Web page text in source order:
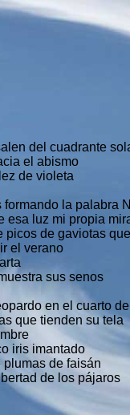
del cuadrante
el abismo
de violeta
la palabra
esa luz mi propia
de gaviotas
el verano
sus senos
en el cuarto
que tienden su tela
iris imantado
de faisán
de los pájaros